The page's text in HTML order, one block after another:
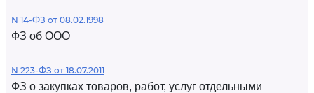
N 14-ФЗ от 08.02.1998
ФЗ об ООО
N 223-ФЗ от 18.07.2011
ФЗ о закупках товаров, работ, услуг отдельными